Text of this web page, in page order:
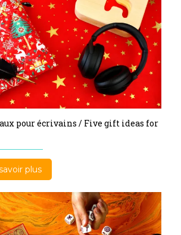
pour écrivains / Five gift ideas for
plus